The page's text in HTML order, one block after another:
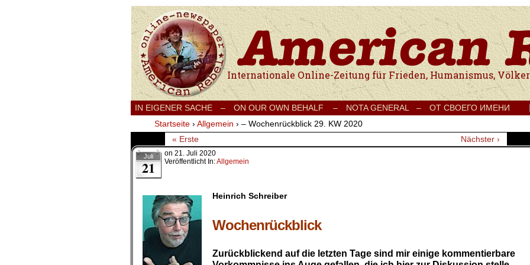
Internationale Onlinezeitung für Frieden, Humanismus, Völkerverständigung und
IN EIGENER SACHE – ON OUR OWN BEHALF – NOTA GENERAL – ОТ СВОЕГО ИМЕНИ
Startseite › Allgemein › – Wochenrückblick 29. KW 2020
« Erste
Nächster ›
Juli
21
on 21. Juli 2020
Veröffentlicht In:Allgemein
Heinrich Schreiber
Wochenrückblick
Zurückblickend auf die letzten Tage sind mir einige kommentierbare